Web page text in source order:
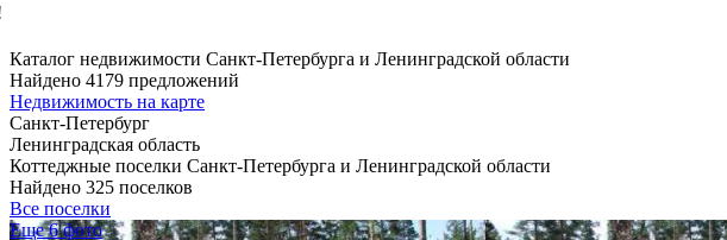
Каталог недвижимости Санкт-Петербурга и Ленинградской области
Найдено 4179 предложений
Недвижимость на карте
Санкт-Петербург
Ленинградская область
Коттеджные поселки Санкт-Петербурга и Ленинградской области
Найдено 325 поселков
Все поселки
Еще 6 фото